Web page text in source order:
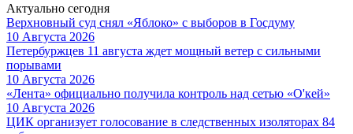
Актуально сегодня
Верхновный суд снял «Яблоко» с выборов в Госдуму
10 Августа 2026
Петербуржцев 11 августа ждет мощный ветер с сильными
порывами
10 Августа 2026
«Лента» официально получила контроль над сетью «О'кей»
10 Августа 2026
ЦИК организует голосование в следственных изоляторах 84